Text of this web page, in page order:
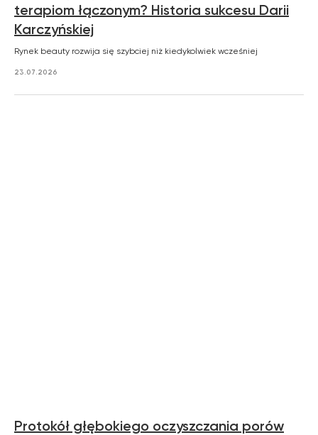
terapiom łączonym? Historia sukcesu Darii
Karczyńskiej
Rynek beauty rozwija się szybciej niż kiedykolwiek wcześniej
23.07.2026
Protokół głębokiego oczyszczania porów